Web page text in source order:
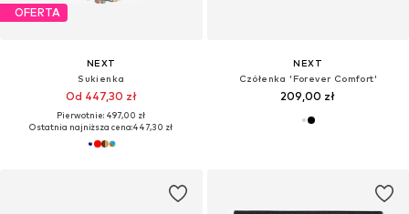
OFERTA
NEXT
Sukienka
Od 447,30 zł
Pierwotnie: 497,00 zł
Ostatnia najniższa cena:447,30 zł
NEXT
Czółenka 'Forever Comfort'
209,00 zł